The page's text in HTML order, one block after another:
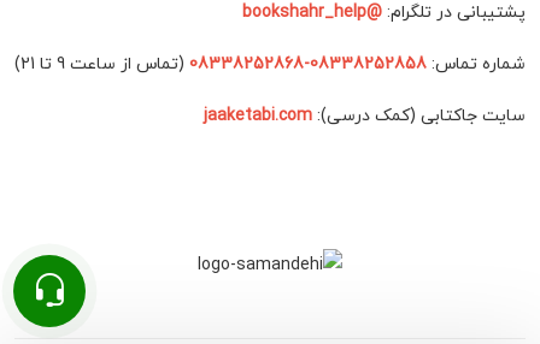
پشتیبانی در تلگرام: @bookshahr_help
شماره تماس: 08338252858-08338252868 (تماس از ساعت 9 تا 21)
سایت جاکتابی (کمک درسی): jaaketabi.com